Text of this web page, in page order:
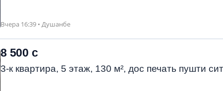
Вчера 16:39 • Душанбе
8 500 с
3-к квартира, 5 этаж, 130 м², дос печать пушти